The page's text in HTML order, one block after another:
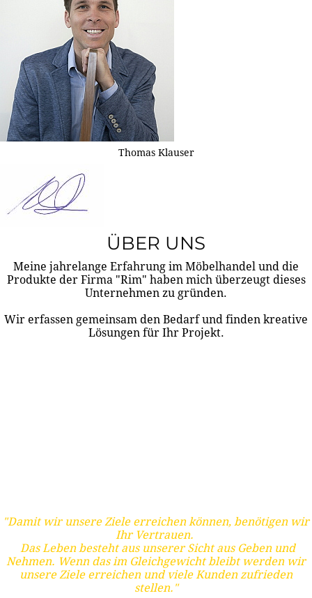
Thomas Klauser
ÜBER UNS
Meine jahrelange Erfahrung im Möbelhandel und die
Produkte der Firma "Rim" haben mich überzeugt dieses
Unternehmen zu gründen.
Wir erfassen gemeinsam den Bedarf und finden kreative
Lösungen für Ihr Projekt.
"Damit wir unsere Ziele erreichen können, benötigen wir
Ihr Vertrauen.
Das Leben besteht aus unserer Sicht aus Geben und
Nehmen. Wenn das im Gleichgewicht bleibt werden wir
unsere Ziele erreichen und viele Kunden zufrieden
stellen."